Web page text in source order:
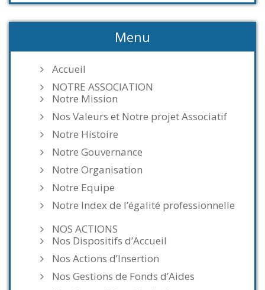
Menu
Accueil
NOTRE ASSOCIATION
Notre Mission
Nos Valeurs et Notre projet Associatif
Notre Histoire
Notre Gouvernance
Notre Organisation
Notre Equipe
Notre Index de l’égalité professionnelle
NOS ACTIONS
Nos Dispositifs d’Accueil
Nos Actions d’Insertion
Nos Gestions de Fonds d’Aides